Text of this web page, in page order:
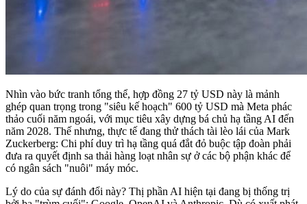
Nhìn vào bức tranh tổng thể, hợp đồng 27 tỷ USD này là mảnh
ghép quan trọng trong "siêu kế hoạch" 600 tỷ USD mà Meta phác
thảo cuối năm ngoái, với mục tiêu xây dựng bá chủ hạ tầng AI đến
năm 2028. Thế nhưng, thực tế đang thử thách tài lèo lái của Mark
Zuckerberg: Chi phí duy trì hạ tầng quá đắt đỏ buộc tập đoàn phải
đưa ra quyết định sa thải hàng loạt nhân sự ở các bộ phận khác để
có ngân sách "nuôi" máy móc.
Lý do của sự đánh đổi này? Thị phần AI hiện tại đang bị thống trị